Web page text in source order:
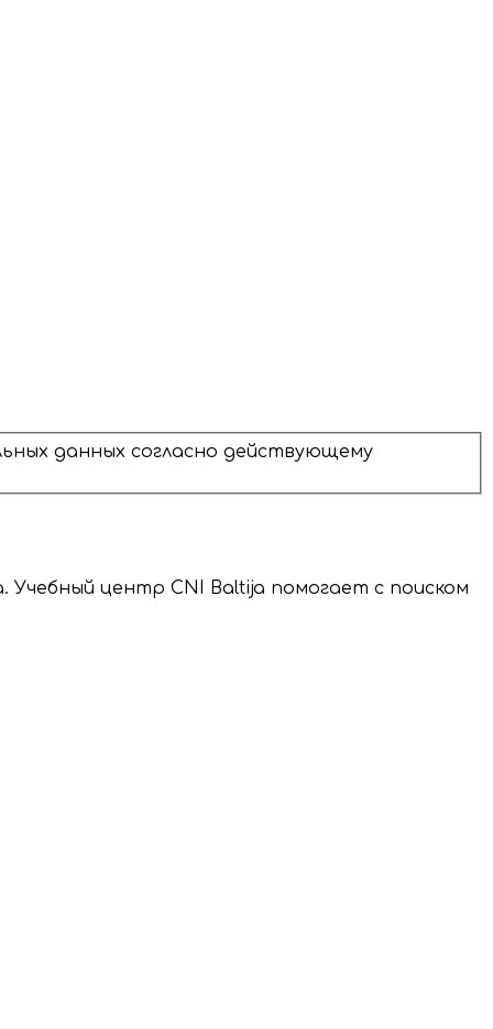
данных согласно действующему
Учебный центр CNI Baltija помогает с поиском